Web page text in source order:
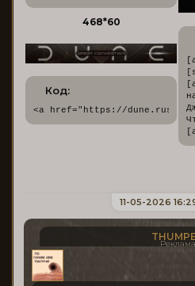
468*60
Код:
<a href="https://
11-05-2026
Реклама